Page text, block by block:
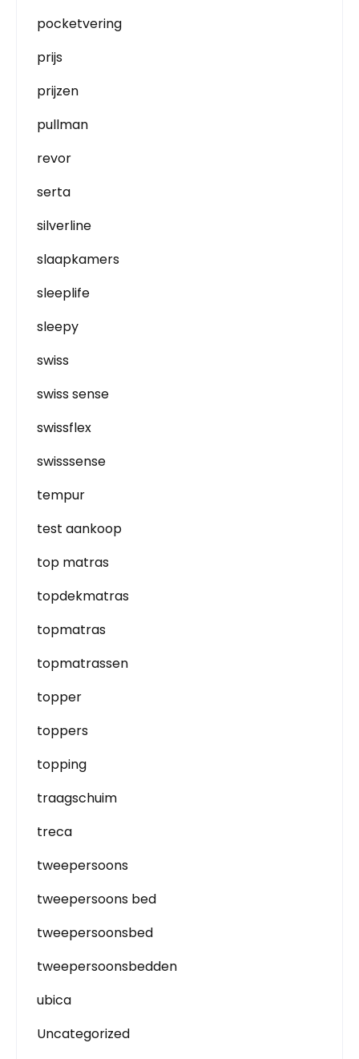
pocketvering
prijs
prijzen
pullman
revor
serta
silverline
slaapkamers
sleeplife
sleepy
swiss
swiss sense
swissflex
swisssense
tempur
test aankoop
top matras
topdekmatras
topmatras
topmatrassen
topper
toppers
topping
traagschuim
treca
tweepersoons
tweepersoons bed
tweepersoonsbed
tweepersoonsbedden
ubica
Uncategorized